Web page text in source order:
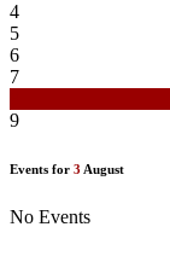
4
5
6
7
9
Events for 3 August
No Events